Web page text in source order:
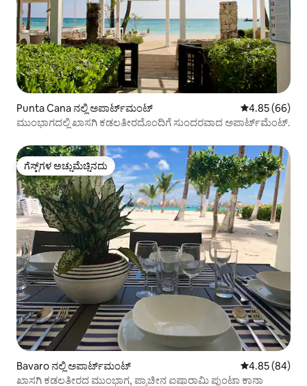
Punta Cana ನಲ್ಲಿ ಅಪಾರ್ಟ್‌ಮಂಟ್ 5 ರಲ್ಲಿ 4.85
4.85 (66)
ಮುಂಭಾಗದಲ್ಲಿ ಖಾಸಗಿ ಕಡಲತೀರದೊಂದಿಗೆ ಸುಂದರವಾದ ಅಪಾರ್ಟ್‌ಮೆಂಟ್.
ಗೆಸ್ಟ್‌ಗಳ ಅಚ್ಚುಮೆಚ್ಚಿನದು
ಗೆಸ್ಟ್‌ಗಳ ಅಚ್ಚುಮೆಚ್ಚಿನದು
Bavaro ನಲ್ಲಿ ಅಪಾರ್ಟ್‌ಮಂಟ್ 5 ರಲ್ಲಿ 4.85
4.85 (84)
ಖಾಸಗಿ ಕಡಲತೀರದ ಮುಂಭಾಗ, ಪ್ರಾಚೀನ ಐಷಾರಾಮಿ ಪುಂಟಾ ಕಾನಾ